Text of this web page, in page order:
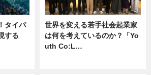
タイパ
する
世界を変える若手社会起業家
は何を考えているのか？「Yo
uth Co:L…